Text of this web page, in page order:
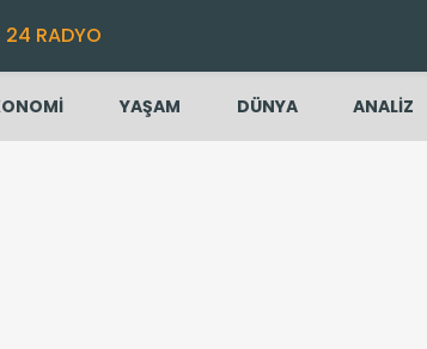
24 RADYO
YAŞAM DÜNYA ANALİZ